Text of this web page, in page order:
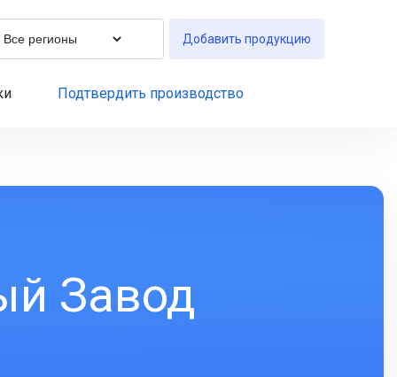
Добавить продукцию
Подтвердить производство
Завод